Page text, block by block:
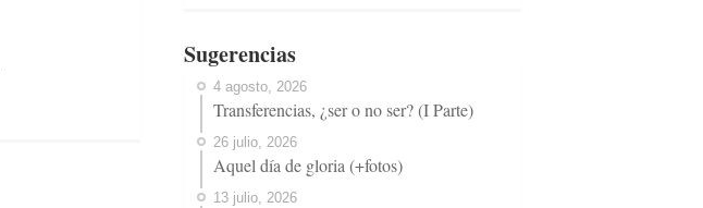
Sugerencias
4 agosto, 2026
Transferencias, ¿ser o no ser? (I Parte)
26 julio, 2026
Aquel día de gloria (+fotos)
13 julio, 2026